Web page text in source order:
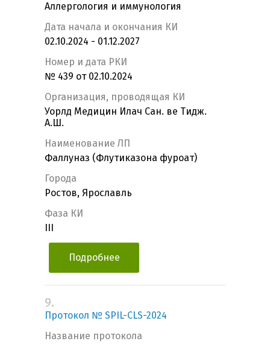
Аллергология и иммунология
Дата начала и окончания КИ
02.10.2024 - 01.12.2027
Номер и дата РКИ
№ 439 от 02.10.2024
Организация, проводящая КИ
Уорлд Медицин Илач Сан. ве Тидж.
А.Ш.
Наименование ЛП
Фаллуназ (Флутиказона фуроат)
Города
Ростов, Ярославль
Фаза КИ
Подробнее
9.
Протокол № SPIL-CLS-2024
Название протокола